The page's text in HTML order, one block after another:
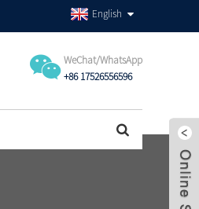
English
WeChat/WhatsApp
+86 17526556596